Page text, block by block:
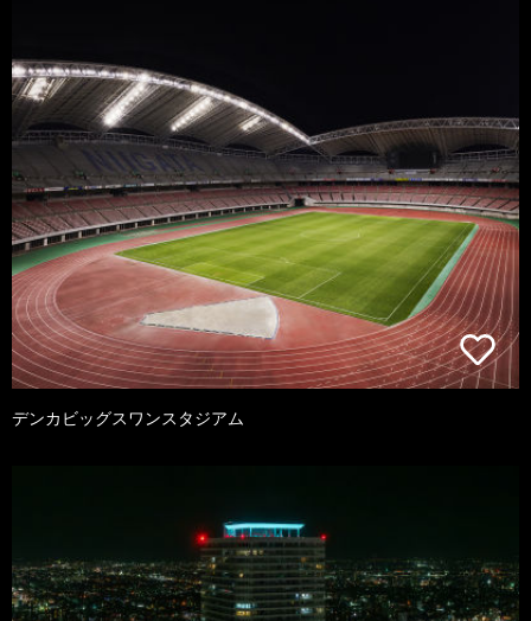
デンカビッグスワンスタジアム